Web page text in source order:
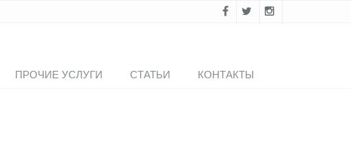
ПРОЧИЕ УСЛУГИ СТАТЬИ КОНТАКТЫ